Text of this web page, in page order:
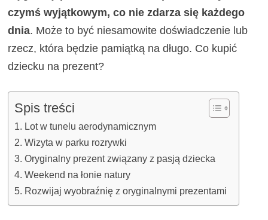
czymś wyjątkowym, co nie zdarza się każdego
dnia. Może to być niesamowite doświadczenie lub
rzecz, która będzie pamiątką na długo. Co kupić
dziecku na prezent?
Spis treści
Lot w tunelu aerodynamicznym
Wizyta w parku rozrywki
Oryginalny prezent związany z pasją dziecka
Weekend na łonie natury
Rozwijaj wyobraźnię z oryginalnymi prezentami